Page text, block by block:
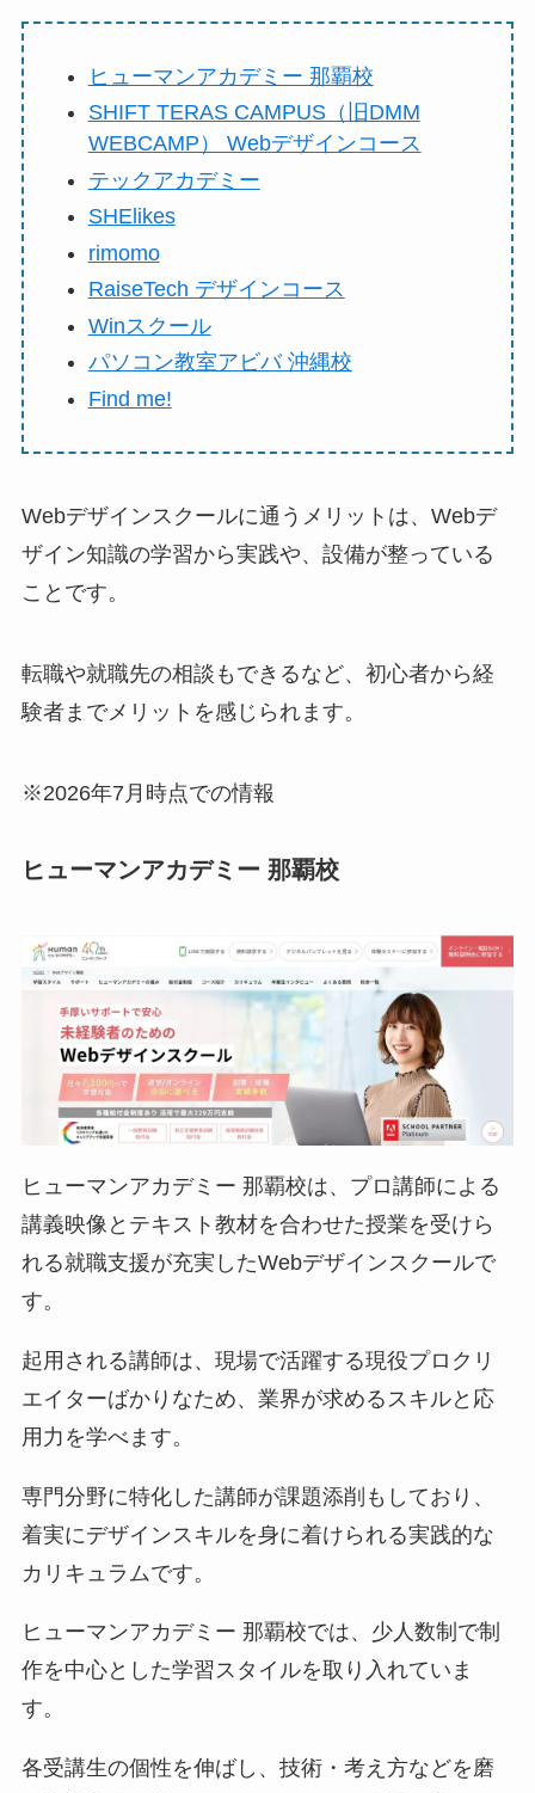
ヒューマンアカデミー 那覇校
SHIFT TERAS CAMPUS（旧DMM
WEBCAMP） Webデザインコース
テックアカデミー
SHElikes
rimomo
RaiseTech デザインコース
Winスクール
パソコン教室アビバ 沖縄校
Find me!
Webデザインスクールに通うメリットは、Webデ
ザイン知識の学習から実践や、設備が整っている
ことです。
転職や就職先の相談もできるなど、初心者から経
験者までメリットを感じられます。
※2026年7月時点での情報
ヒューマンアカデミー 那覇校
ヒューマンアカデミー 那覇校は、プロ講師による
講義映像とテキスト教材を合わせた授業を受けら
れる就職支援が充実したWebデザインスクールで
す。
起用される講師は、現場で活躍する現役プロクリ
エイターばかりなため、業界が求めるスキルと応
用力を学べます。
専門分野に特化した講師が課題添削もしており、
着実にデザインスキルを身に着けられる実践的な
カリキュラムです。
ヒューマンアカデミー 那覇校では、少人数制で制
作を中心とした学習スタイルを取り入れていま
す。
各受講生の個性を伸ばし、技術・考え方などを磨